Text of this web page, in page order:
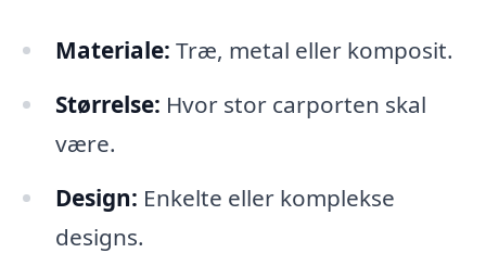
Materiale: Træ, metal eller komposit.
Størrelse: Hvor stor carporten skal
være.
Design: Enkelte eller komplekse
designs.